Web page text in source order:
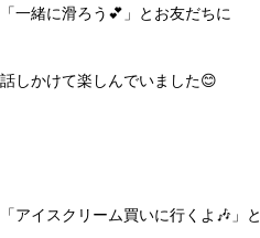
「一緒に滑ろう💕」とお友だちに
話しかけて楽しんでいました😊
「アイスクリーム買いに行くよ🎶」と